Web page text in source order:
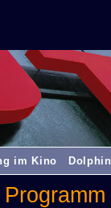
im Kino
Programm